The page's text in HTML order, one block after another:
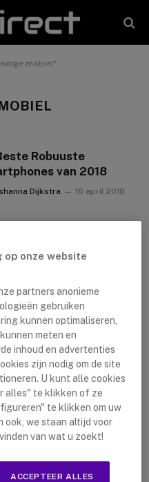
mobiel"
Robuuste
van 2018
Dijkstra 16 april 2018
De Tafelcamera Voor
op onze website
partners anonieme
gebruiken
kunnen optimaliseren,
meten en
inhoud en advertenties
zijn nodig om de site
U kunt alle cookies
alles" te klikken of ze
te klikken om uw
ook, we staan altijd voor
van wat u zoekt!
ACCEPTEER ALLES